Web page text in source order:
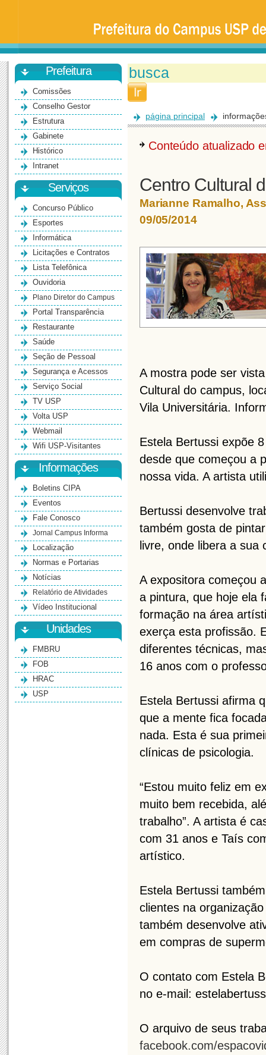
Universidade
São
Paulo
-
BauruPrefeitura
Comissões
Conselho Gestor
Estrutura
Gabinete
Histórico
Intranet
Serviços
Concurso Público
Esportes
Informática
Licitações e Contratos
Lista Telefônica
Ouvidoria
Plano Diretor do Campus
Portal Transparência
Restaurante
Saúde
Seção de Pessoal
Segurança e Acessos
Serviço Social
TV USP
Volta USP
Webmail
Wifi USP-Visitantes
Informações
Boletins CIPA
Eventos
Fale Conosco
Jornal Campus Informa
Localização
Normas e Portarias
Notícias
Relatório de Atividades
Vídeo Institucional
Unidades
FMBRU
FOB
HRAC
USP
página principal
Conteúdo atualizado
Centro Cultural
Marianne Ramalho,
09/05/2014
A mostra pode ser
Cultural do campus,
Vila Universitária.
Estela Bertussi expõe
desde que começou a
nossa vida. A artista
Bertussi desenvolve
também gosta de
livre, onde libera a sua
A expositora começou
a pintura, que hoje ela
formação na área
exerça esta profissão.
diferentes técnicas,
16 anos com o
Estela Bertussi afirma
que a mente fica
nada. Esta é sua
clínicas de psicologia.
“Estou muito feliz em
muito bem recebida,
trabalho”. A artista é
com 31 anos e Taís
artístico.
Estela Bertussi
clientes na
também desenvolve
em compras de
O contato com Estela
no e-mail:
O arquivo de seus
facebook.com/